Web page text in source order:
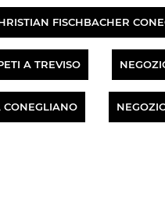
FISCHBACHER
A TREVISO
CONEGLIANO